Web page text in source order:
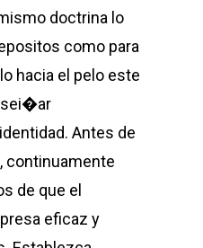
doctrina lo
como para
hacia el pelo este
Antes de
continuamente
de que el
eficaz y